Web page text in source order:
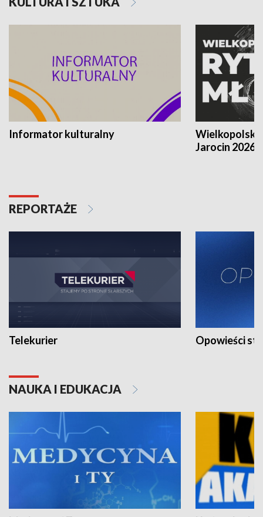
Informator kulturalny
Jarocin 2026
REPORTAŻE
Telekurier Opowieści
NAUKA I EDUKACJA